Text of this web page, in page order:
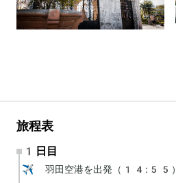
旅程表
1日目
✈️ 羽田空港を出発（14:55）